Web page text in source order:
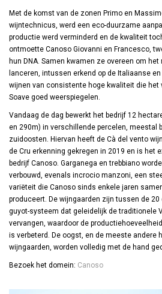
Met de komst van de zonen Primo en
wijntechnicus, werd een eco-duurzame
productie werd verminderd en de kwaliteit
ontmoette Canoso Giovanni en Francesco,
hun DNA. Samen kwamen ze overeen om
lanceren, intussen erkend op de Italiaanse
wijnen van consistente hoge kwaliteit die het
Soave goed weerspiegelen.
Vandaag de dag bewerkt het bedrijf 12
en 290m) in verschillende percelen, meestal
zuidoosten. Hiervan heeft de Cà del vento
de Cru erkenning gekregen in 2019 en is het
bedrijf Canoso. Garganega en trebbiano
verbouwd, evenals incrocio manzoni, een
variëteit die Canoso sinds enkele jaren
produceert. De wijngaarden zijn tussen de 20
guyot-systeem dat geleidelijk de traditionele
vervangen, waardoor de
is verbeterd. De oogst, en de meeste andere
wijngaarden, worden volledig met de hand
Bezoek het domein: Canoso